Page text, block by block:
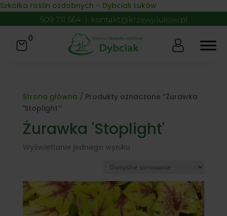
Skip to content
Szkółka roślin ozdobnych – Dybciak Łuków
509 711 564 | kontakt@krzewy.lukow.pl
0
Strona główna / Produkty oznaczone “Żurawka
'Stoplight'”
Żurawka 'Stoplight'
Wyświetlanie jednego wyniku